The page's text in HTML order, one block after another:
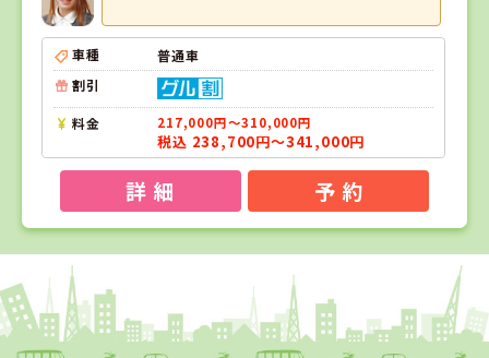
車種
普通車
割引
料金 217,000円～310,000円
税込 238,700円～341,000円
詳 細 予 約
1
福島県
タイヘイドライバーズスクール